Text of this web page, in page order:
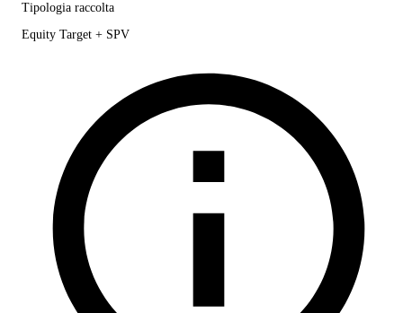
Tipologia raccolta
Equity Target + SPV